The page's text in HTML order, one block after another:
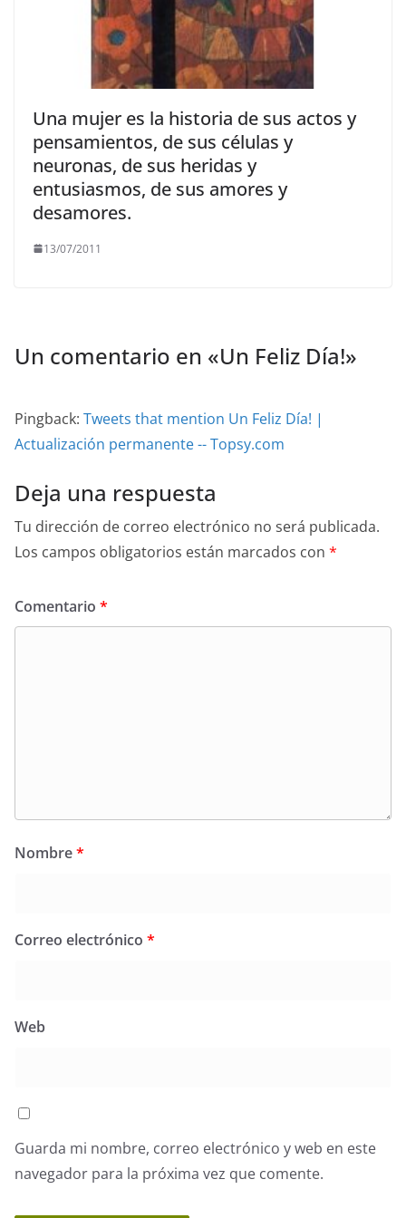
Una mujer es la historia de sus actos y
pensamientos, de sus células y
neuronas, de sus heridas y
entusiasmos, de sus amores y
desamores.
13/07/2011
Un comentario en «Un Feliz Día!»
Pingback: Tweets that mention Un Feliz Día! |
Actualización permanente -- Topsy.com
Deja una respuesta
Tu dirección de correo electrónico no será publicada.
Los campos obligatorios están marcados con *
Comentario *
Nombre*
Correo electrónico *
Web
Guarda mi nombre, correo electrónico y web en este
navegador para la próxima vez que comente.